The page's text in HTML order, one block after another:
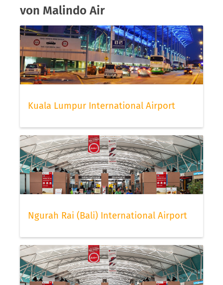
von Malindo Air
Kuala Lumpur International Airport
Ngurah Rai (Bali) International Airport